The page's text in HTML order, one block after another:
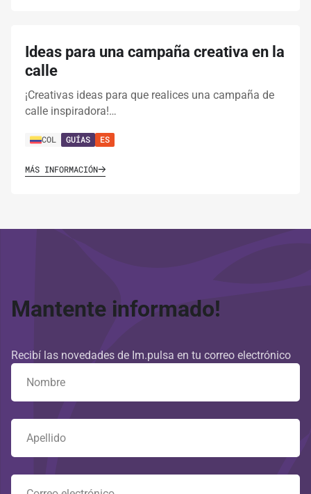
Ideas para una campaña creativa en la
calle
¡Creativas ideas para que realices una campaña de
calle inspiradora!…
COL GUÍAS ES
MÁS INFORMACIÓN
Mantente informado!
Recibí las novedades de Im.pulsa en tu correo electrónico